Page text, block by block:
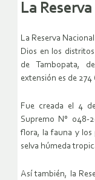
La
La Reserva
Dios en los
de Tambopata,
extensión es de
Fue creada el 4
Supremo N° 048-
flora, la fauna y los
selva húmeda
Así también, la